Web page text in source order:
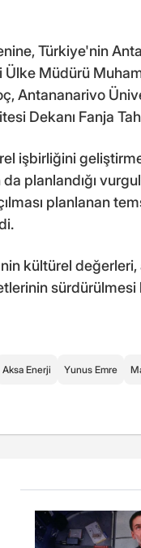
Türkiye'nin
Ülke Müdürü
Antananarivo
Dekanı Fanja
işbirliğini
da planlandığı
planlanan
kültürel
sürdürülmesi
Aksa Enerji Yunus Emre